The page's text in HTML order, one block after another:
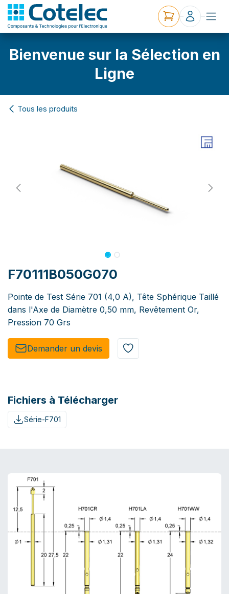
Bienvenue sur la Sélection en
Ligne
Tous les produits
F70111B050G070
Pointe de Test Série 701 (4,0 A), Tête Sphérique Taillé
dans l'Axe de Diamètre 0,50 mm, Revêtement Or,
Pression 70 Grs
Demander un de​​vis​​
Fichiers à Télécharger
Série-F701